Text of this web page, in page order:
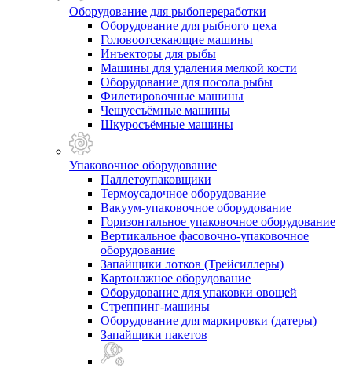
Оборудование для рыбопереработки
Оборудование для рыбного цеха
Головоотсекающие машины
Инъекторы для рыбы
Машины для удаления мелкой кости
Оборудование для посола рыбы
Филетировочные машины
Чешуесъёмные машины
Шкуросъёмные машины
Упаковочное оборудование
Паллетоупаковщики
Термоусадочное оборудование
Вакуум-упаковочное оборудование
Горизонтальное упаковочное оборудование
Вертикальное фасовочно-упаковочное
оборудование
Запайщики лотков (Трейсиллеры)
Картонажное оборудование
Оборудование для упаковки овощей
Стреппинг-машины
Оборудование для маркировки (датеры)
Запайщики пакетов